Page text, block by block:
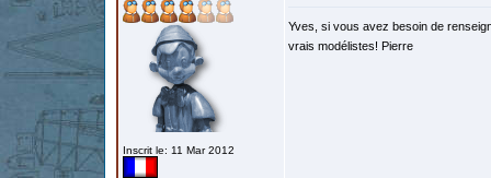
Inscrit le: 11 Mar 2012
Yves, si vous avez besoin de
vrais modélistes! Pierre